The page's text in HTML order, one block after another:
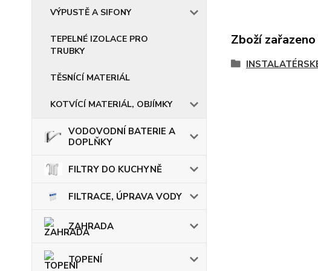
VÝPUSTĚ A SIFONY
TEPELNÉ IZOLACE PRO
TRUBKY
TĚSNÍCÍ MATERIÁL
KOTVÍCÍ MATERIÁL, OBJÍMKY
VODOVODNÍ BATERIE A
DOPLŇKY
FILTRY DO KUCHYNĚ
FILTRACE, ÚPRAVA VODY
ZAHRADA
TOPENÍ
Zboží